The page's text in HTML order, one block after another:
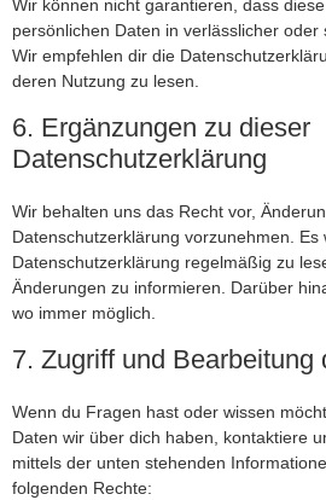
Wir können nicht garantieren, dass
persönlichen Daten in verlässlicher oder
Wir empfehlen dir die
deren Nutzung zu lesen.
6. Ergänzungen zu dieser
Datenschutzerklärung
Wir behalten uns das Recht vor,
Datenschutzerklärung vorzunehmen.
Datenschutzerklärung regelmäßig zu
Änderungen zu informieren. Darüber
wo immer möglich.
7. Zugriff und Bearbeitung
Wenn du Fragen hast oder wissen
Daten wir über dich haben, kontaktiere
mittels der unten stehenden
folgenden Rechte: